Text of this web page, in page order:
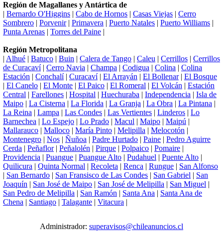
Región de Magallanes y Antártica de
| Bernardo O'Higgins | Cabo de Hornos | Casas Viejas | Cerro
Sombrero | Porvenir| Primavera | Puerto Natales | Puerto Williams |
Punta Arenas | Torres del Paine |
Región Metropolitana
| Alhué | Batuco | Buin | Calera de Tango | Caleu | Cerrillos | Cerrillos
de Curacaví| Cerro Navia | Champa | Codigua | Colina | Colina
Estación | Conchalí| Curacaví| El Arrayán | El Bollenar| El Bosque
| El Canelo | El Monte | El Paico | El Romeral | El Volcán | Estación
Central | Farellones | Hospital | Huechuraba | Independencia | Isla de
Maipo | La Cisterna | La Florida | La Granja | La Obra | La Pintana |
La Reina | Lampa | Las Condes | Las Vertientes | Linderos | Lo
Barnechea | Lo Espejo | Lo Prado | Macul | Maipo | Maipú |
Mallarauco | Malloco | María Pinto | Melipilla | Melocotón |
Montenegro | Nos | Ñuñoa | Padre Hurtado | Paine | Pedro Aguirre
Cerda | Peñaflor| Peñalolén | Pirque | Polpaico | Pomaire |
Providencia | Puangue | Puangue Alto | Pudahuel | Puente Alto |
Quilicura | Quinta Normal | Recoleta | Renca | Rungue | San Alfonso
| San Bernardo | San Fransisco de Las Condes | San Gabriel | San
Joaquín | San José de Maipo | San José de Melipilla | San Miguel |
San Pedro de Melipilla | San Ramón | Santa Ana | Santa Ana de
Chena | Santiago | Talagante | Vitacura |
Administrador: superavisos@chileanuncios.cl